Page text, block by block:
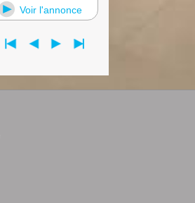
Voir l'annonce